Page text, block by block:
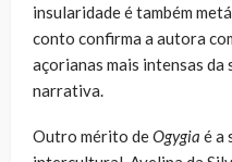
insularidade é também
conto confirma a autora
açorianas mais intensas
narrativa.
Outro mérito deOgygia é a